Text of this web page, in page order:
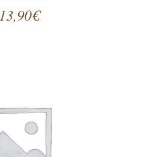
13,90€